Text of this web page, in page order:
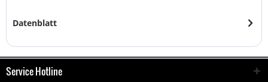
Datenblatt
Service Hotline